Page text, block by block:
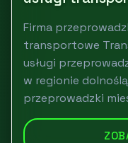
Firma
transportowe
usługi
w regionie
przeprowadzki